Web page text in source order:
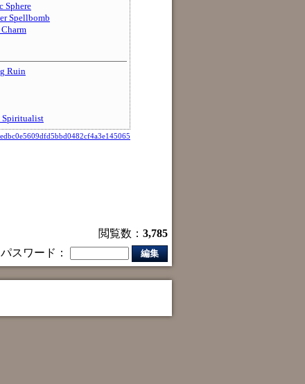
Sphere
Spellbomb
Ruin
Spiritualist
閲覧数： 3,785
パスワード：
編集